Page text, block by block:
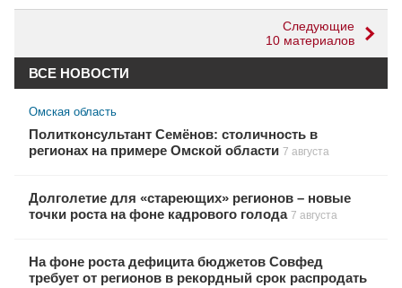
Следующие
10 материалов
ВСЕ НОВОСТИ
Омская область
Политконсультант Семёнов: столичность в
регионах на примере Омской области 7 августа
Долголетие для «стареющих» регионов – новые
точки роста на фоне кадрового голода 7 августа
На фоне роста дефицита бюджетов Совфед
требует от регионов в рекордный срок распродать